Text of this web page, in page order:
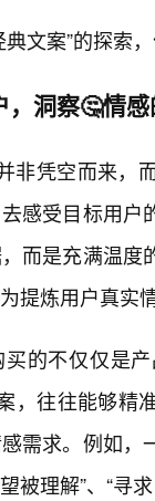
典文案”的探索
洞察🤔情
非凭空而来，
感受目标用
而是充满温
提炼用户真实
的不仅仅是
，往往能够精
需求。例如
被理解”、“